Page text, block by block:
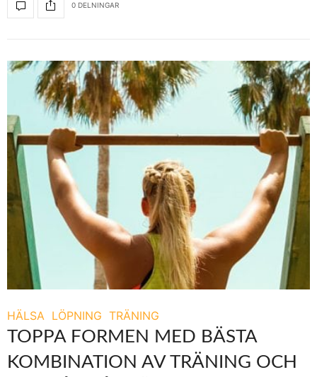
0 DELNINGAR
HÄLSA LÖPNING TRÄNING
TOPPA FORMEN MED BÄSTA
KOMBINATION AV TRÄNING OCH